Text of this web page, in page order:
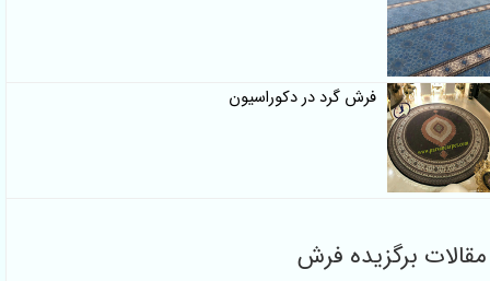
فرش گرد در دکوراسیون
مقالات برگزیده فرش